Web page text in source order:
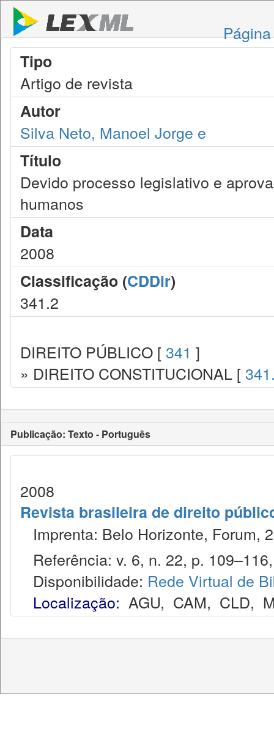
Tipo
Artigo de revista
Autor
Silva Neto, Manoel Jorge e
Título
Devido processo legislativo e
humanos
Data
2008
Classificação (CDDir)
341.2
DIREITO PÚBLICO [ 341 ]
» DIREITO CONSTITUCIONAL [
Publicação: Texto - Português
2008
Revista brasileira de direito
Imprenta: Belo Horizonte, Forum,
Referência: v. 6, n. 22, p.
Disponibilidade: Rede Virtual de
Localização: AGU, CAM, CLD,